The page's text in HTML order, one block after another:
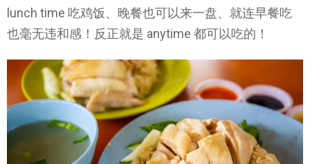
lunch time 吃鸡饭、晚餐也可以来一盘、就连早餐吃
也毫无违和感！反正就是 anytime 都可以吃的！